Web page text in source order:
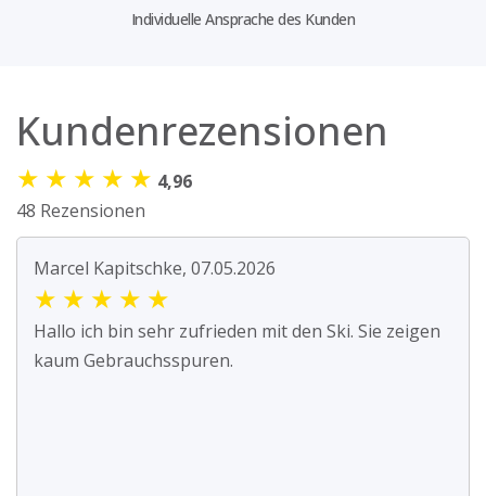
Individuelle Ansprache des Kunden
Kundenrezensionen
★ ★ ★ ★ ★ 4,96
48 Rezensionen
Marcel Kapitschke, 07.05.2026
★ ★ ★ ★ ★
Hallo ich bin sehr zufrieden mit den Ski. Sie zeigen
kaum Gebrauchsspuren.